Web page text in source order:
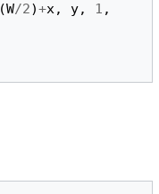
(W/2)+x, y, 1 ,